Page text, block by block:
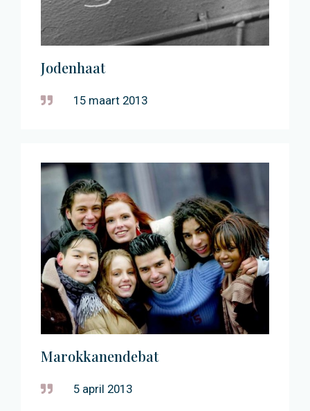
Jodenhaat
15 maart 2013
Marokkanendebat
5 april 2013